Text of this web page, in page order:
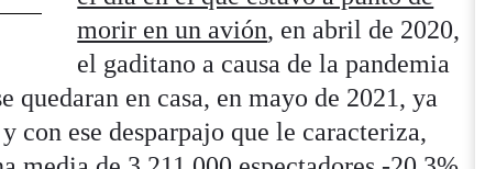
morir en un avión, en abril de 2020,
el gaditano a causa de la pandemia
quedaran en casa, en mayo de 2021, ya
ese desparpajo que le caracteriza,